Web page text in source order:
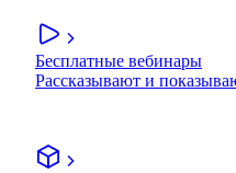
Бесплатные вебинары
Рассказывают и